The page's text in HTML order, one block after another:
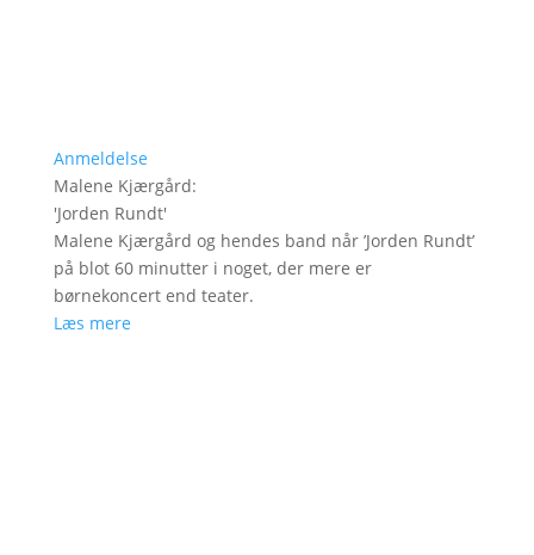
Anmeldelse
Malene Kjærgård:
'Jorden Rundt'
Malene Kjærgård og hendes band når ’Jorden Rundt’
på blot 60 minutter i noget, der mere er
børnekoncert end teater.
Læs mere